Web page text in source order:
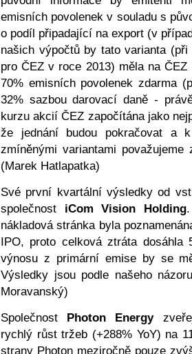
emisních povolenek v souladu s
o podíl připadající na export (v
našich výpočtů by tato varianta
pro ČEZ v roce 2013) měla na
70% emisních povolenek zdarma
32% sazbou darovací daně -
kurzu akcií ČEZ započítána jako
že jednání budou pokračovat a
zmíněnými variantami
(Marek Hatlapatka)
Své první kvartální výsledky od
společnost iCom Vision Holding
nákladová stránka byla
IPO, proto celková ztráta
výnosu z primární emise by se
Výsledky jsou podle našeho
Moravanský)
Společnost Photon Energy
rychlý růst tržeb (+288% YoY) na
strany Photon meziročně pouze